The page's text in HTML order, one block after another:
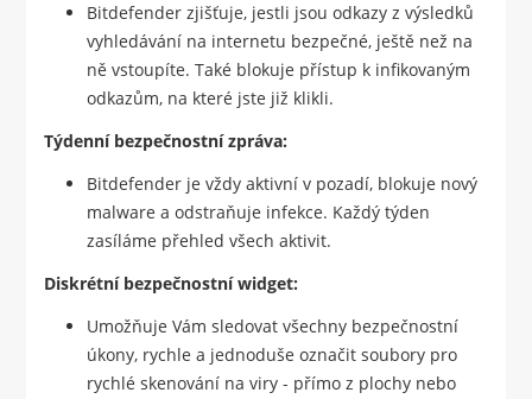
Bitdefender zjišťuje, jestli jsou odkazy z výsledků
vyhledávání na internetu bezpečné, ještě než na
ně vstoupíte. Také blokuje přístup k infikovaným
odkazům, na které jste již klikli.
Týdenní bezpečnostní zpráva:
Bitdefender je vždy aktivní v pozadí, blokuje nový
malware a odstraňuje infekce. Každý týden
zasíláme přehled všech aktivit.
Diskrétní bezpečnostní widget:
Umožňuje Vám sledovat všechny bezpečnostní
úkony, rychle a jednoduše označit soubory pro
rychlé skenování na viry - přímo z plochy nebo